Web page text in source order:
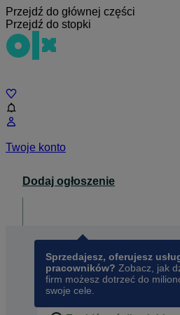
Przejdź do głównej części
Przejdź do stopki
Twoje konto
Dodaj ogłoszenie
Sprzedajesz, oferujesz
pracowników? Zobacz, jak
firm możesz dotrzeć do
swoje cele.